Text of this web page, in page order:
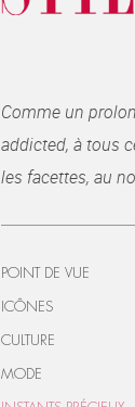
Comme un
addicted, à tous
les facettes, au
POINT DE VUE
ICÔNES
CULTURE
MODE